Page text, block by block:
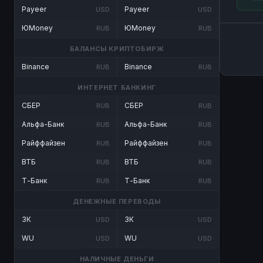
Payeer USD
ЮMoney RUB
Payeer USD
ЮMoney RUB
БАЛАНСЫ КРИПТОБИРЖ
Binance RUB Binance RUB
ИНТЕРНЕТ БАНКИНГ
СБЕР RUB
Альфа-Банк RUB
Райффайзен RUB
ВТБ RUB
Т-Банк RUB
СБЕР RUB
Альфа-Банк RUB
Райффайзен RUB
ВТБ RUB
Т-Банк RUB
ДЕНЕЖНЫЕ ПЕРЕВОДЫ
ЗК USD
WU USD
ЗК USD
WU USD
НАЛИЧНЫЕ ДЕНЬГИ